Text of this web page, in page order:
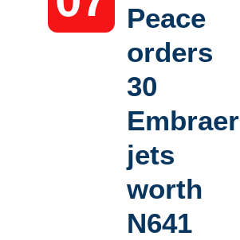
Peace
orders
30
Embraer
jets
worth
N641